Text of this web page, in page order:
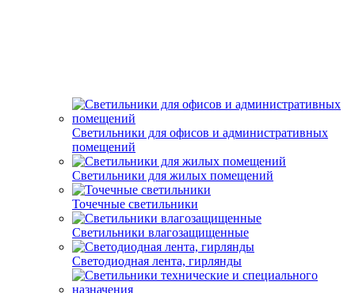
Светильники для офисов и административных
помещений
Светильники для жилых помещений
Точечные светильники
Светильники влагозащищенные
Светодиодная лента, гирлянды